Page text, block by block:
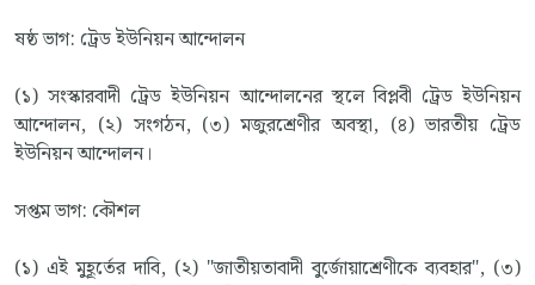
ষষ্ঠ ভাগ: ট্রেড ইউনিয়ন আন্দোলন
(১) সংস্কারবাদী ট্রেড ইউনিয়ন আন্দোলনের স্থলে বিপ্লবী ট্রেড ইউনিয়ন
আন্দোলন, (২) সংগঠন, (৩) মজুরশ্রেণীর অবস্থা, (৪) ভারতীয় ট্রেড
ইউনিয়ন আন্দোলন।
সপ্তম ভাগ: কৌশল
(১) এই মুহূর্তের দাবি, (২) "জাতীয়তাবাদী বুর্জোয়াশ্রেণীকে ব্যবহার", (৩)